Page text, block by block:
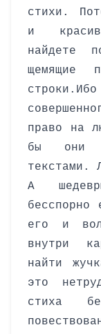
стихи.
и
найдете
щемящие
строки.
право на
бы они
текстами.
А
бесспорно
его и
внутри
найти
это
стиха